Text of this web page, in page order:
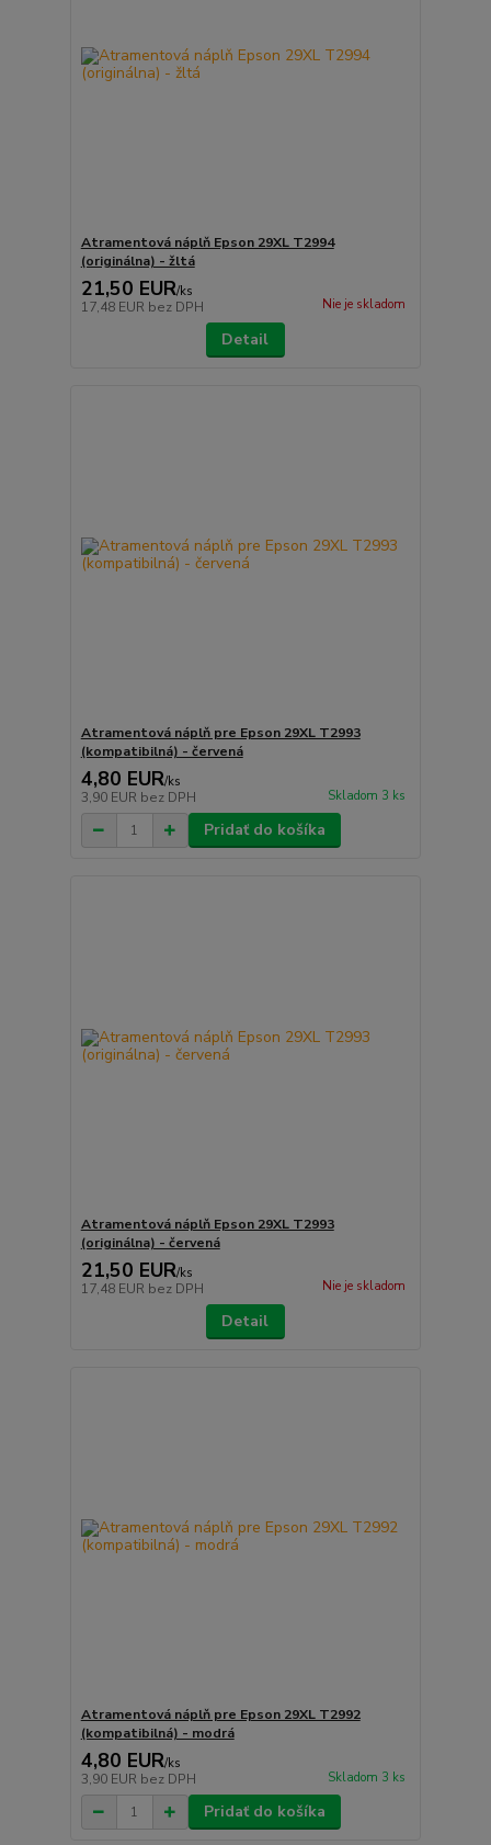
Atramentová náplň Epson 29XL T2994
(originálna) - žltá
21,50 EUR/ks
17,48 EUR bez DPH Nie je skladom
Detail
Atramentová náplň pre Epson 29XL T2993
(kompatibilná) - červená
4,80 EUR/ks
3,90 EUR bez DPH Skladom 3 ks
Pridať do košíka
Atramentová náplň Epson 29XL T2993
(originálna) - červená
21,50 EUR/ks
17,48 EUR bez DPH Nie je skladom
Detail
Atramentová náplň pre Epson 29XL T2992
(kompatibilná) - modrá
4,80 EUR/ks
3,90 EUR bez DPH Skladom 3 ks
Pridať do košíka